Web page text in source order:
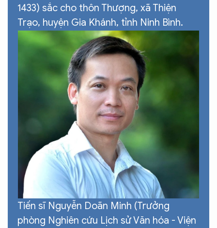
1433) sắc cho thôn Thượng, xã Thiện
Trạo, huyện Gia Khánh, tỉnh Ninh Bình.
Tiến sĩ Nguyễn Doãn Minh (Trưởng
phòng Nghiên cứu Lịch sử Văn hóa - Viện